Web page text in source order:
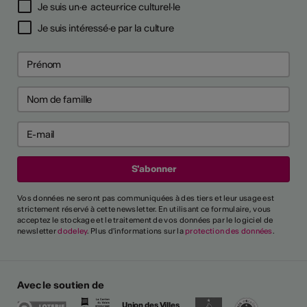
Je suis un·e acteur·rice culturel·le
Je suis intéressé·e par la culture
Vos données ne seront pas communiquées à des tiers et leur usage est
strictement réservé à cette newsletter. En utilisant ce formulaire, vous
acceptez le stockage et le traitement de vos données par le logiciel de
newsletterdodeley. Plus d'informations sur la protection des données.
Avec le soutien de
Union des Villes